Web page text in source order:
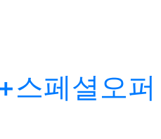
스페셜오퍼